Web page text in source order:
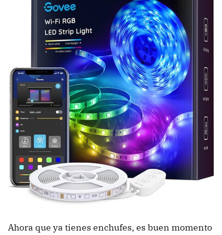
Ahora que ya tienes enchufes, es buen momento